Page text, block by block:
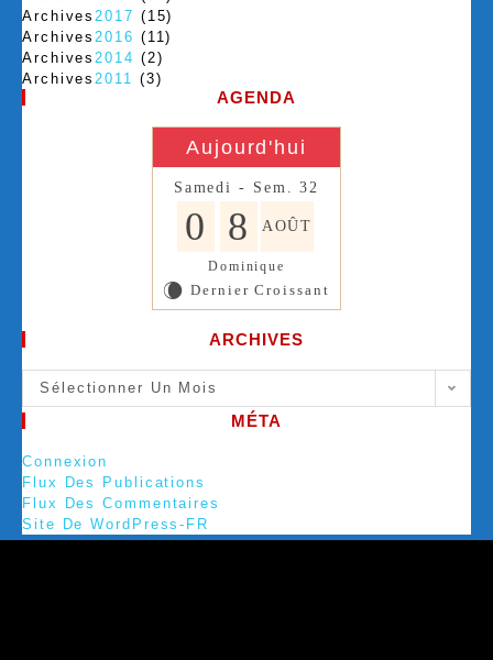
Archives 2017 (15)
Archives 2016 (11)
Archives 2014 (2)
Archives 2011 (3)
AGENDA
Aujourd'hui
Samedi - Sem. 32
0 8 AOÛT
Dominique
W Dernier Croissant
ARCHIVES
Sélectionner Un Mois
MÉTA
Connexion
Flux Des Publications
Flux Des Commentaires
Site De WordPress-FR